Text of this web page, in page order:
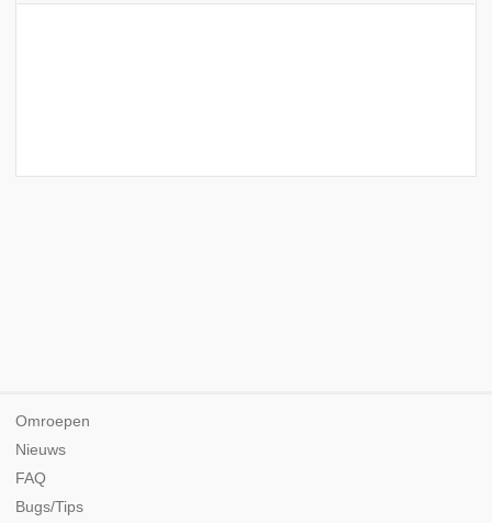
Omroepen
Nieuws
FAQ
Bugs/Tips